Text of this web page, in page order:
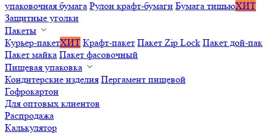
упаковочная бумага Рулон крафт-бумаги Бумага тишьюХИТ
Защитные уголки
Пакеты
Курьер-пакетХИТ Крафт-пакет Пакет Zip Lock Пакет дой-пак
Пакет майка Пакет фасовочный
Пищевая упаковка
Кондитерские изделия Пергамент пищевой
Гофрокартон
Для оптовых клиентов
Распродажа
Калькулятор